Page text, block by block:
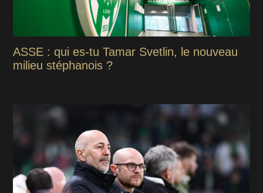
ASSE : qui es-tu Tamar Svetlin, le nouveau
milieu stéphanois ?